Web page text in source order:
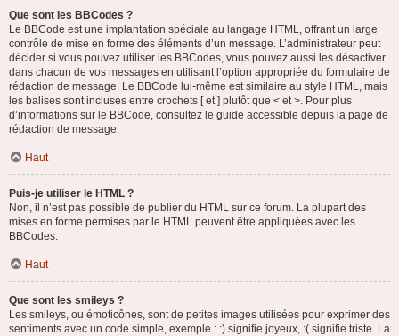
Que sont les BBCodes ?
Le BBCode est une implantation spéciale au langage HTML, offrant un large
contrôle de mise en forme des éléments d’un message. L’administrateur peut
décider si vous pouvez utiliser les BBCodes, vous pouvez aussi les désactiver
dans chacun de vos messages en utilisant l’option appropriée du formulaire de
rédaction de message. Le BBCode lui-même est similaire au style HTML, mais
les balises sont incluses entre crochets [ et ] plutôt que < et >. Pour plus
d’informations sur le BBCode, consultez le guide accessible depuis la page de
rédaction de message.
Haut
Puis-je utiliser le HTML ?
Non, il n’est pas possible de publier du HTML sur ce forum. La plupart des
mises en forme permises par le HTML peuvent être appliquées avec les
BBCodes.
Haut
Que sont les smileys ?
Les smileys, ou émoticônes, sont de petites images utilisées pour exprimer des
sentiments avec un code simple, exemple : :) signifie joyeux, :( signifie triste. La